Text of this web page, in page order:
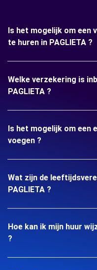
Is het mogelijk om een
te huren in PAGLIETA ?
Welke verzekering is
PAGLIETA ?
Is het mogelijk om een
voegen ?
Wat zijn de
PAGLIETA ?
Hoe kan ik mijn huur
?